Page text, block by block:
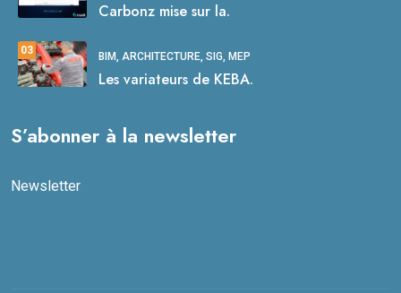
Carbonz mise sur la.
03 BIM, ARCHITECTURE, SIG, MEP
Les variateurs de KEBA.
S’abonner à la newsletter
Newsletter